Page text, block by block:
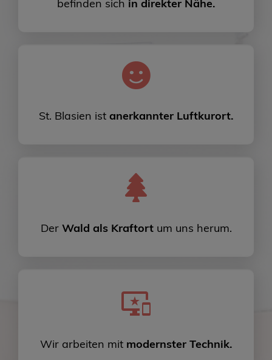
befinden sich in direkter Nähe.
St. Blasien ist anerkannter Luftkurort.
Der Wald als Kraftortum uns herum.
Wir arbeiten mit modernster Technik.